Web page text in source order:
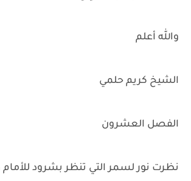
والله أعلم
الشيخ كريم حلمي
الفصل العشرون
نظرت نور لسمر التي تنظر بشرود للأمام